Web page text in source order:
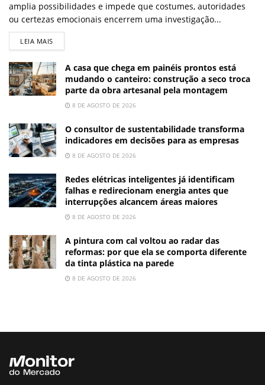
amplia possibilidades e impede que costumes, autoridades
ou certezas emocionais encerrem uma investigação...
LEIA MAIS
A casa que chega em painéis prontos está
mudando o canteiro: construção a seco troca
parte da obra artesanal pela montagem
8 DE AGOSTO DE 2026
O consultor de sustentabilidade transforma
indicadores em decisões para as empresas
8 DE AGOSTO DE 2026
Redes elétricas inteligentes já identificam
falhas e redirecionam energia antes que
interrupções alcancem áreas maiores
8 DE AGOSTO DE 2026
A pintura com cal voltou ao radar das
reformas: por que ela se comporta diferente
da tinta plástica na parede
8 DE AGOSTO DE 2026